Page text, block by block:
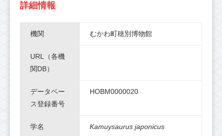
詳細情報
機関 むかわ町穂別博物館
URL（各機
関DB）
データベー
ス登録番号
HOBM0000020
学名 Kamuysaurus japonicus